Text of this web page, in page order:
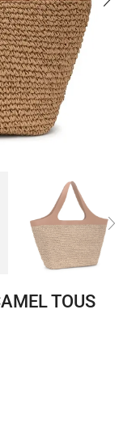
TOUS